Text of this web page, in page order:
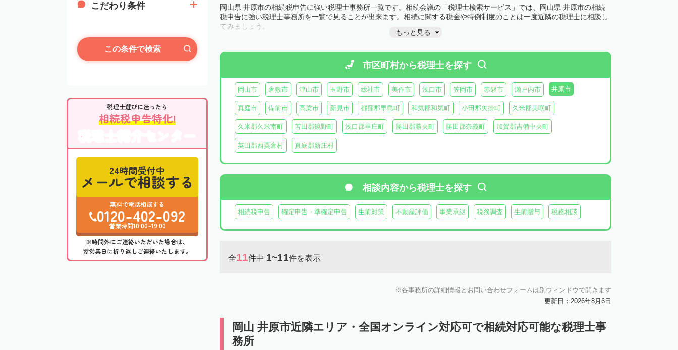
こだわり条件
この条件で検索
税理士選びに迷ったら
相続税申告特化!
税理士紹介センター
24時間受付中
メールで相談する
無料で電話相談する
0120-402-092
営業時間10:00~19:00
※時間外にご連絡いただいた場合は、
翌営業日に折り返しご連絡いたします。
岡山県 井原市の相続税申告に強い税理士事務所一覧です。相続会議の「税理士検索サービス」では、岡山県 井原市の相続
税申告に強い税理士事務所を一覧で見ることが出来ます。相続に関する税金や特例制度のことは一度近隣の税理士に相談し
てみましょう。
もっと見る
市区町村から税理士を探す
岡山市 倉敷市 津山市 玉野市 総社市 美作市 浅口市 笠岡市 赤磐市 瀬戸内市 井原市
真庭市 備前市 高梁市 新見市 都窪郡早島町 和気郡和気町 小田郡矢掛町 久米郡美咲町
久米郡久米南町 苫田郡鏡野町 浅口郡里庄町 勝田郡勝央町 勝田郡奈義町 加賀郡吉備中央町
英田郡西粟倉村 真庭郡新庄村
相談内容から税理士を探す
相続税申告 確定申告・準確定申告 生前対策 不動産評価 事業承継 税務調査 生前贈与 税務相談
全11件中 1~11件を表示
各事務所の詳細情報とお問い合わせフォームは別ウィンドウで開きます
更新日：2026年8月6日
岡山 井原市近隣エリア・全国オンライン対応可で相続対応可能な税理士事
務所